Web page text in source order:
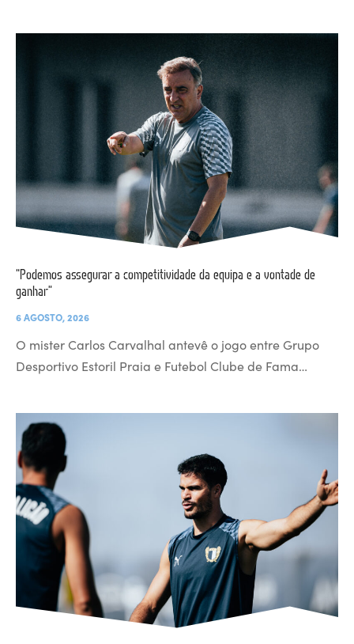
“Podemos assegurar a competitividade da equipa e a vontade de
ganhar”
6 AGOSTO, 2026
O mister Carlos Carvalhal antevê o jogo entre Grupo
Desportivo Estoril Praia e Futebol Clube de Fama…